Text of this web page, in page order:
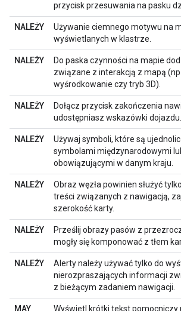
przycisk przesuwania na pasku
NALEŻY
Używanie ciemnego motywu na
wyświetlanych w klastrze.
NALEŻY
Do paska czynności na mapie
związane z interakcją z mapą
wyśrodkowanie czy tryb 3D).
NALEŻY
Dołącz przycisk zakończenia
udostępniasz wskazówki dojazdu.
NALEŻY
Używaj symboli, które są
symbolami międzynarodowymi
obowiązującymi w danym kraju.
NALEŻY
Obraz węzła powinien służyć
treści związanych z nawigacją,
szerokość karty.
NALEŻY
Prześlij obrazy pasów z
mogły się komponować z tłem
NALEŻY
Alerty należy używać tylko do
nierozpraszających informacji
z bieżącym zadaniem nawigacji.
MAY
Wyświetl krótki tekst pomocniczy